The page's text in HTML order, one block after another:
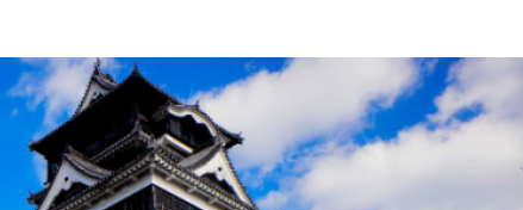
Kyo Chirimen จาก Kyoryori Sakurai
— เครื่องเคียงสไตล์เกียวโต รสละมุน กล
มกล่อม กินได้ทุกวันไม่เบื่อ
2026.01.28
ย้อนเวลาชมเสน่ห์คลาสสิกที่ “โกดังอิฐแ
ดงคาเนโมริ” แนะนำจุดเด่น โรงแรมเด็ด แ
ละที่เที่ยวเดินชิลได้ทั้งวัน!
2026.08.05
Kyo Chirimen จาก Kyoryori Sakurai
— เครื่องเคียงสไตล์เกียวโต รสละมุน กล
มกล่อม กินได้ทุกวันไม่เบื่อ
2026.01.28